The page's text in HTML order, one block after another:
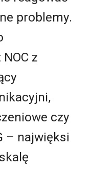
problemy.
z
czy
– najwięksi